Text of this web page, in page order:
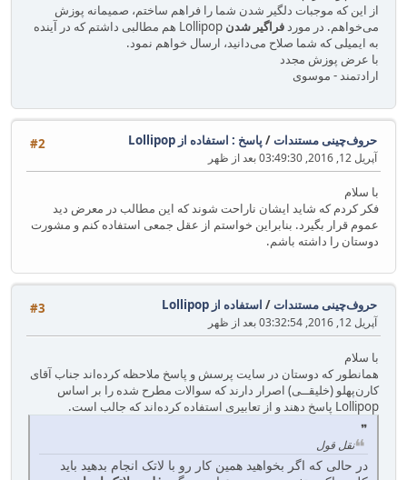
از این که موجبات دلگیر شدن شما را فراهم ساختم، صمیمانه پوزش
می‌خواهم. در موردفراگیر شدن
Lollipop هم مطالبی داشتم که در آینده
به ایمیلی که شما صلاح می‌دانید، ارسال خواهم نمود.
با عرض پوزش مجدد
ارادتمند - موسوی
#2 حروف‌چینی مستندات/ پاسخ : استفاده از Lollipop
آپریل 12, 2016, 03:49:30 بعد از ظهر
با سلام
فکر کردم که شاید ایشان ناراحت شوند که این مطالب در معرض دید
عموم قرار بگیرد. بنابراین خواستم از عقل جمعی استفاده کنم و مشورت
دوستان را داشته باشم.
#3 حروف‌چینی مستندات/ استفاده از Lollipop
آپریل 12, 2016, 03:32:54 بعد از ظهر
با سلام
همانطور که دوستان در سایت پرسش و پاسخ ملاحظه کرده‌اند جناب آقای
کارن‌پهلو (خلیقــی) اصرار دارند که سوالات مطرح شده را بر اساس
Lollipop پاسخ دهند و از تعابیری استفاده کرده‌اند که جالب است.
نقل قول
در حالی که اگر بخواهید همین کار رو با لاتک انجام بدهید باید